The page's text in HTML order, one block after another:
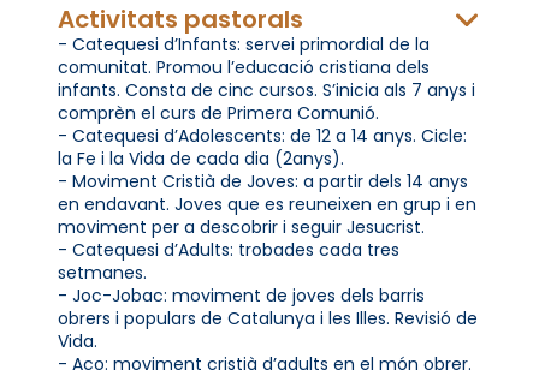
Activitats pastorals
- Catequesi d’Infants: servei primordial de la
comunitat. Promou l’educació cristiana dels
infants. Consta de cinc cursos. S’inicia als 7 anys i
comprèn el curs de Primera Comunió.
- Catequesi d’Adolescents: de 12 a 14 anys. Cicle:
la Fe i la Vida de cada dia (2anys).
- Moviment Cristià de Joves: a partir dels 14 anys
en endavant. Joves que es reuneixen en grup i en
moviment per a descobrir i seguir Jesucrist.
- Catequesi d’Adults: trobades cada tres
setmanes.
- Joc-Jobac: moviment de joves dels barris
obrers i populars de Catalunya i les Illes. Revisió de
Vida.
- Aco: moviment cristià d’adults en el món obrer.